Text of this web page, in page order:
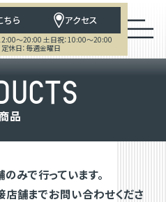
ちら アクセス
～20:00 土日祝：10:00～20:00
定休日：毎週金曜日
DUCTS
商品
みで行っています。
舗までお問い合わせくださ